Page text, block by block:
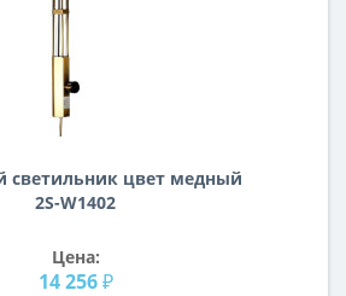
светильник цвет медный
2S-W1402
Цена:
14 256 ₽